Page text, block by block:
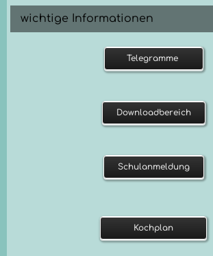
wichtige Informationen
Telegramme
Downloadbereich
Schulanmeldung
Kochplan